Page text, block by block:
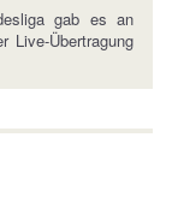
gab es an
Live-Übertragung